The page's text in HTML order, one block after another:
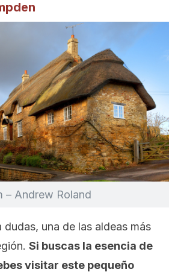
– Andrew Roland
dudas, una de las aldeas más
Si buscas la esencia de
visitar este pequeño